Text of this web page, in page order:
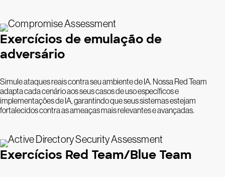
Exercícios de emulação de
adversário
Simule ataques reais contra seu ambiente de IA. Nossa Red Team
adapta cada cenário aos seus casos de uso específicos e
implementações de IA, garantindo que seus sistemas estejam
fortalecidos contra as ameaças mais relevantes e avançadas.
Exercícios Red Team/Blue Team